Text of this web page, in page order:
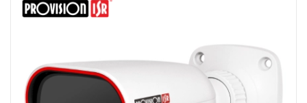
TUBOWE
(345)
(83)